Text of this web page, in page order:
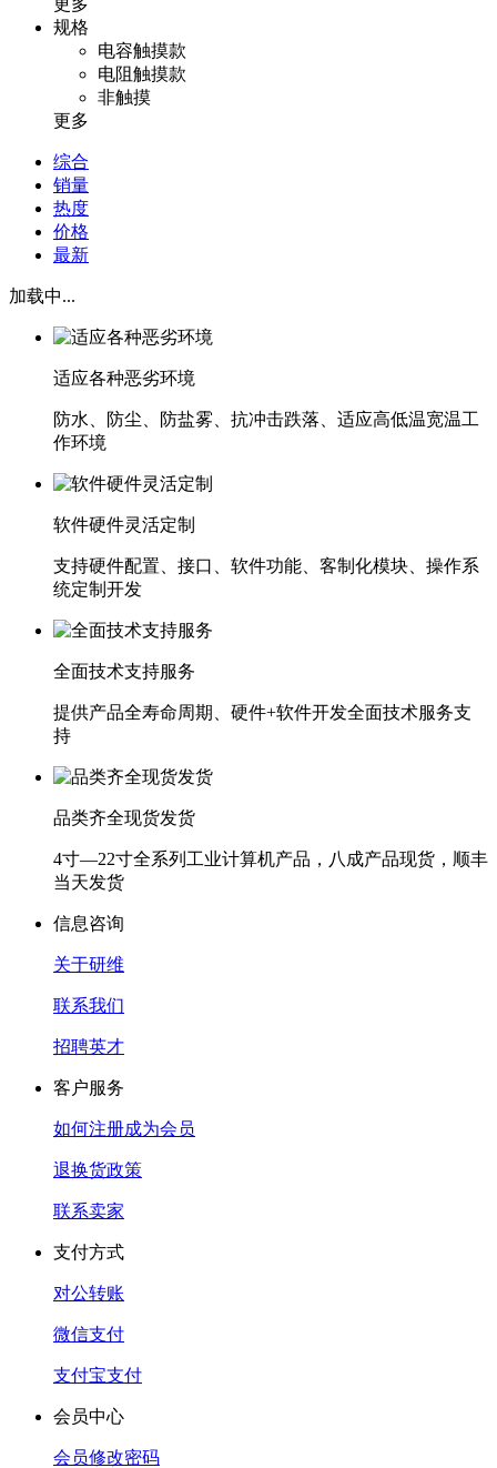
规格
电容触摸款
电阻触摸款
非触摸
更多
综合
销量
热度
价格
最新
加载中...
适应各种恶劣环境
防水、防尘、防盐雾、抗冲击跌落、适应高低温宽温工
作环境
软件硬件灵活定制
支持硬件配置、接口、软件功能、客制化模块、操作系
统定制开发
全面技术支持服务
提供产品全寿命周期、硬件+软件开发全面技术服务支
持
品类齐全现货发货
4寸—22寸全系列工业计算机产品，八成产品现货，顺丰
当天发货
信息咨询
关于研维
联系我们
招聘英才
客户服务
如何注册成为会员
退换货政策
联系卖家
支付方式
对公转账
微信支付
支付宝支付
会员中心
会员修改密码